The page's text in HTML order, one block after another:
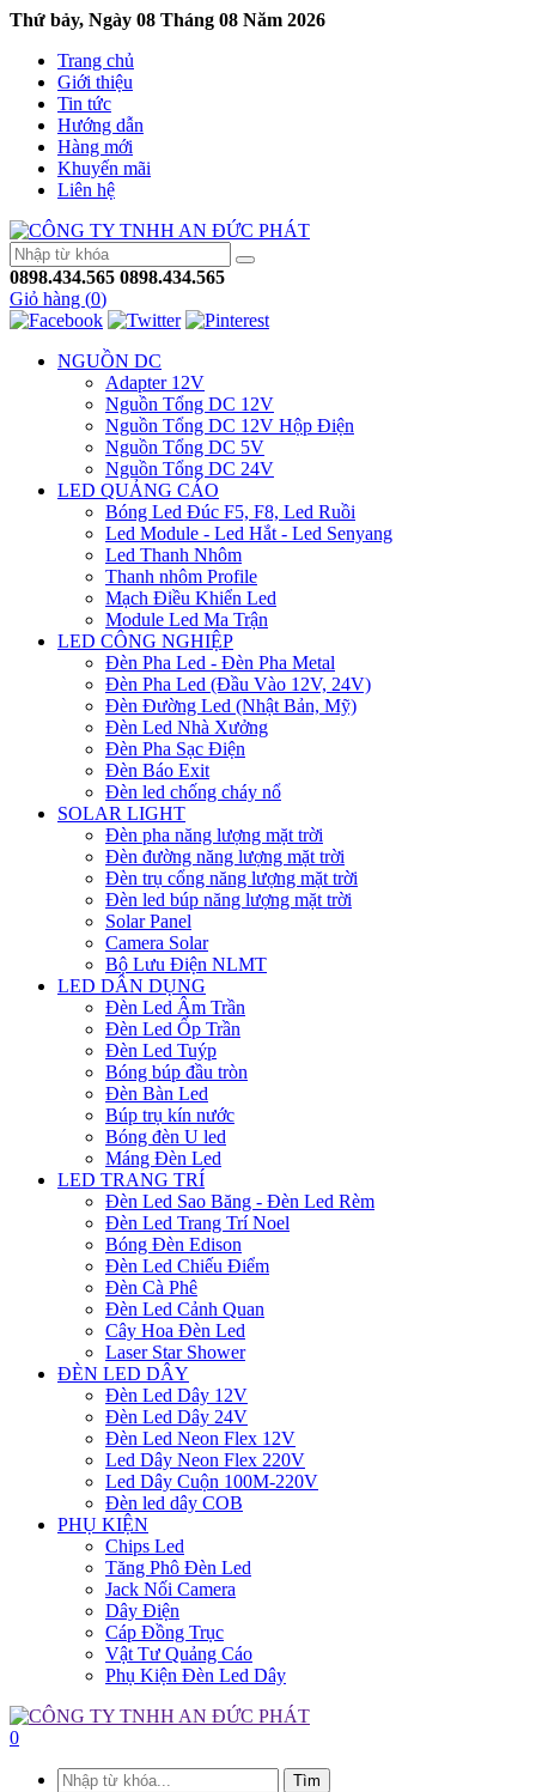
Thứ bảy, Ngày 08 Tháng 08 Năm 2026
Trang chủ
Giới thiệu
Tin tức
Hướng dẫn
Hàng mới
Khuyến mãi
Liên hệ
0898.434.565 0898.434.565
Giỏ hàng (0)
NGUỒN DC
Adapter 12V
Nguồn Tổng DC 12V
Nguồn Tổng DC 12V Hộp Điện
Nguồn Tổng DC 5V
Nguồn Tổng DC 24V
LED QUẢNG CÁO
Bóng Led Đúc F5, F8, Led Ruồi
Led Module - Led Hắt - Led Senyang
Led Thanh Nhôm
Thanh nhôm Profile
Mạch Điều Khiển Led
Module Led Ma Trận
LED CÔNG NGHIỆP
Đèn Pha Led - Đèn Pha Metal
Đèn Pha Led (Đầu Vào 12V, 24V)
Đèn Đường Led (Nhật Bản, Mỹ)
Đèn Led Nhà Xưởng
Đèn Pha Sạc Điện
Đèn Báo Exit
Đèn led chống cháy nổ
SOLAR LIGHT
Đèn pha năng lượng mặt trời
Đèn đường năng lượng mặt trời
Đèn trụ cổng năng lượng mặt trời
Đèn led búp năng lượng mặt trời
Solar Panel
Camera Solar
Bộ Lưu Điện NLMT
LED DÂN DỤNG
Đèn Led Âm Trần
Đèn Led Ốp Trần
Đèn Led Tuýp
Bóng búp đầu tròn
Đèn Bàn Led
Búp trụ kín nước
Bóng đèn U led
Máng Đèn Led
LED TRANG TRÍ
Đèn Led Sao Băng - Đèn Led Rèm
Đèn Led Trang Trí Noel
Bóng Đèn Edison
Đèn Led Chiếu Điểm
Đèn Cà Phê
Đèn Led Cảnh Quan
Cây Hoa Đèn Led
Laser Star Shower
ĐÈN LED DÂY
Đèn Led Dây 12V
Đèn Led Dây 24V
Đèn Led Neon Flex 12V
Led Dây Neon Flex 220V
Led Dây Cuộn 100M-220V
Đèn led dây COB
PHỤ KIỆN
Chips Led
Tăng Phô Đèn Led
Jack Nối Camera
Dây Điện
Cáp Đồng Trục
Vật Tư Quảng Cáo
Phụ Kiện Đèn Led Dây
0
Tìm